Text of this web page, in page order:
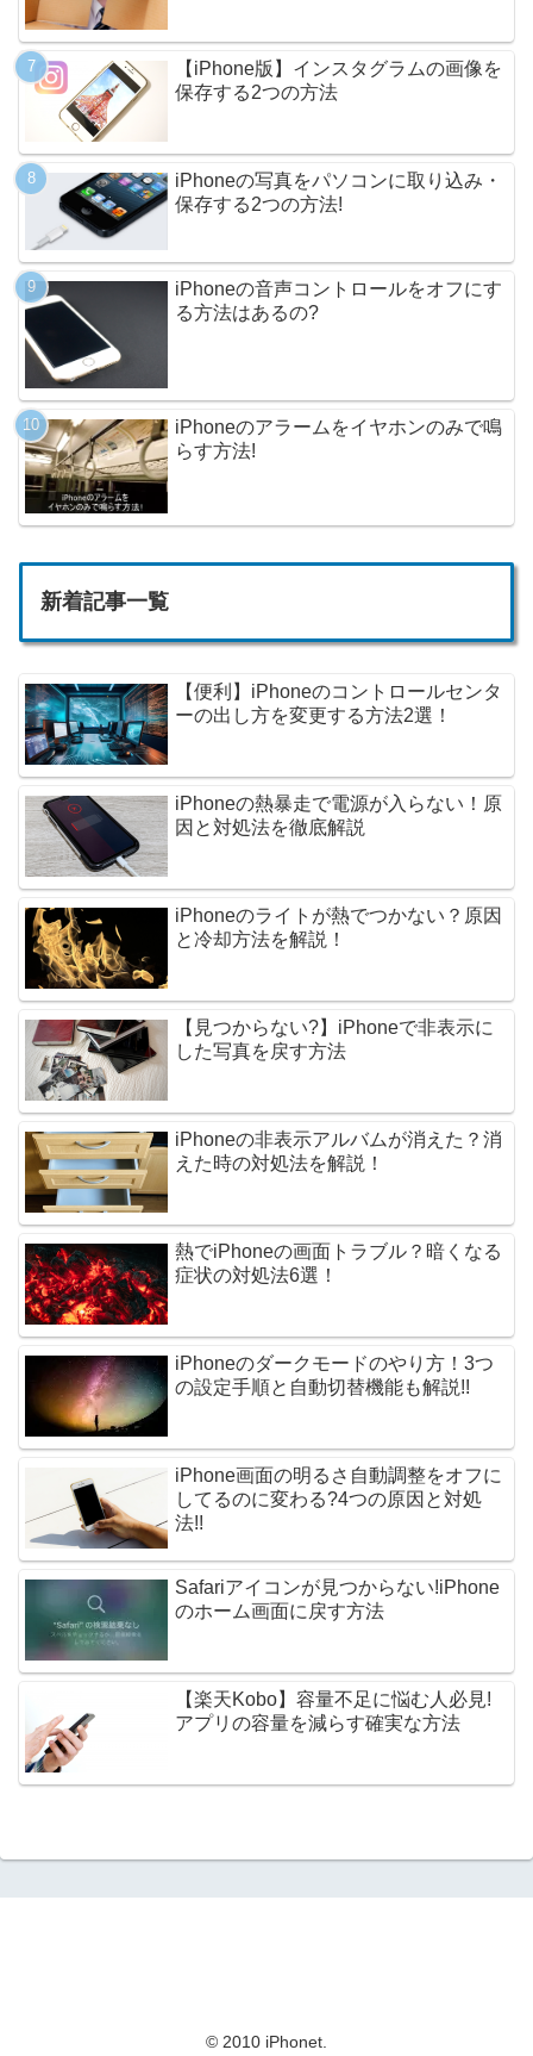
【iPhone版】インスタグラムの画像を
保存する2つの方法
iPhoneの写真をパソコンに取り込み・
保存する2つの方法!
iPhoneの音声コントロールをオフにす
る方法はあるの?
iPhoneのアラームをイヤホンのみで鳴
らす方法!
新着記事一覧
【便利】iPhoneのコントロールセンタ
ーの出し方を変更する方法2選！
iPhoneの熱暴走で電源が入らない！原
因と対処法を徹底解説
iPhoneのライトが熱でつかない？原因
と冷却方法を解説！
【見つからない?】iPhoneで非表示に
した写真を戻す方法
iPhoneの非表示アルバムが消えた？消
えた時の対処法を解説！
熱でiPhoneの画面トラブル？暗くなる
症状の対処法6選！
iPhoneのダークモードのやり方！3つ
の設定手順と自動切替機能も解説!!
iPhone画面の明るさ自動調整をオフに
してるのに変わる?4つの原因と対処
法!!
Safariアイコンが見つからない!iPhone
のホーム画面に戻す方法
【楽天Kobo】容量不足に悩む人必見!
アプリの容量を減らす確実な方法
© 2010 iPhonet.